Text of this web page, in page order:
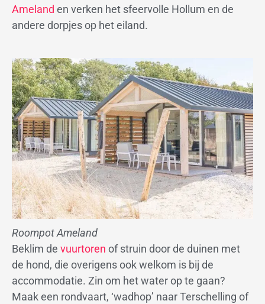
Ameland en verken het sfeervolle Hollum en de
andere dorpjes op het eiland.
Roompot Ameland
Beklim de vuurtoren of struin door de duinen met
de hond, die overigens ook welkom is bij de
accommodatie. Zin om het water op te gaan?
Maak een rondvaart, ‘wadhop’ naar Terschelling of